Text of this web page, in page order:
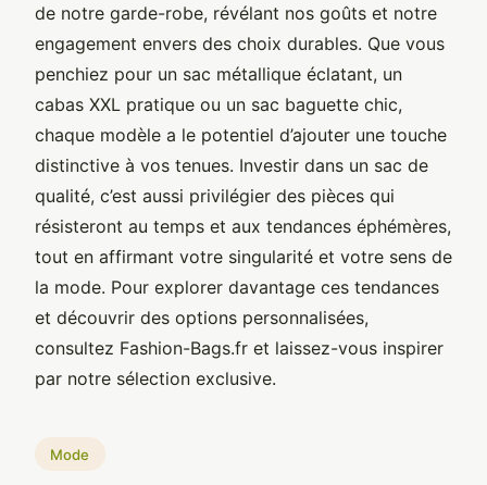
de notre garde-robe, révélant nos goûts et notre
engagement envers des choix durables. Que vous
penchiez pour un sac métallique éclatant, un
cabas XXL pratique ou un sac baguette chic,
chaque modèle a le potentiel d’ajouter une touche
distinctive à vos tenues. Investir dans un sac de
qualité, c’est aussi privilégier des pièces qui
résisteront au temps et aux tendances éphémères,
tout en affirmant votre singularité et votre sens de
la mode. Pour explorer davantage ces tendances
et découvrir des options personnalisées,
consultez Fashion-Bags.fr et laissez-vous inspirer
par notre sélection exclusive.
Mode